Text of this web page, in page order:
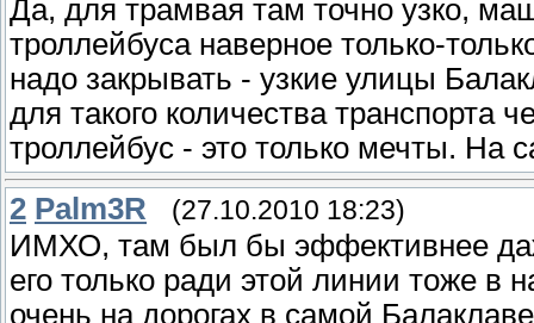
Да, для трамвая там точно узко,
троллейбуса наверное только-
надо закрывать - узкие улицы
для такого количества
троллейбус - это только мечты. На
2 Palm3R (27.10.2010 18:23)
ИМХО, там был бы эффективнее
его только ради этой линии тоже в
очень на дорогах в самой